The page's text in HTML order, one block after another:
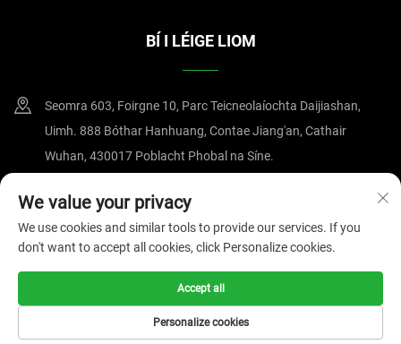
BÍ I LÉIGE LIOM
Seomra 603, Foirgne 10, Parc Teicneolaíochta Daijiashan,
Uimh. 888 Bóthar Hanhuang, Contae Jiang'an, Cathair
Wuhan, 430017 Poblacht Phobal na Síne.
+86-15607122519
[email protected]
Cóipcheart © 2025 le Wuhan Magnate Technology Co., Ltd.
Príobháideachta
We value your privacy
We use cookies and similar tools to provide our services. If you
don't want to accept all cookies, click Personalize cookies.
Personalize cookies
Accept all